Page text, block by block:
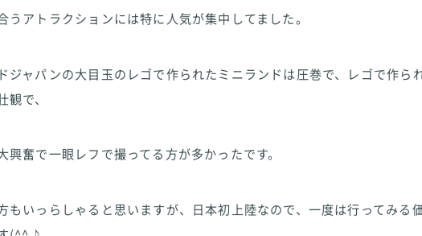
うアトラクションには特に人気が集中してました。
ジャパンの大目玉のレゴで作られたミニランドは圧巻で、レゴで作ら
観で、
興奮で一眼レフで撮ってる方が多かったです。
もいっらしゃると思いますが、日本初上陸なので、一度は行ってみる